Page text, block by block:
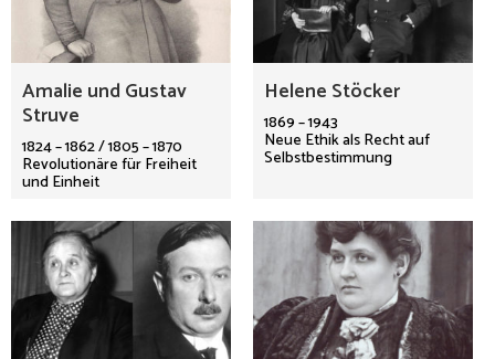
Amalie und Gustav
Struve
1824 – 1862 / 1805 – 1870
Revolutionäre für Freiheit
und Einheit
Helene Stöcker
1869 – 1943
Neue Ethik als Recht auf
Selbstbestimmung